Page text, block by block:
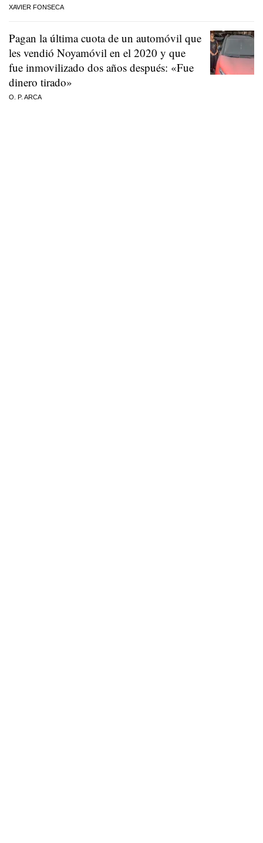
XAVIER FONSECA
Pagan la última cuota de un automóvil que
les vendió Noyamóvil en el 2020 y que
fue inmovilizado dos años después: «Fue
dinero tirado»
O. P. ARCA